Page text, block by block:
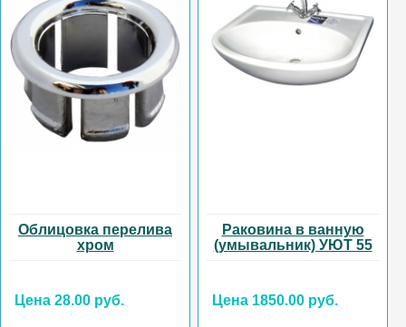
Облицовка перелива
хром
Цена 28.00 руб.
Раковина в ванную
(умывальник) УЮТ 55
Цена 1850.00 руб.